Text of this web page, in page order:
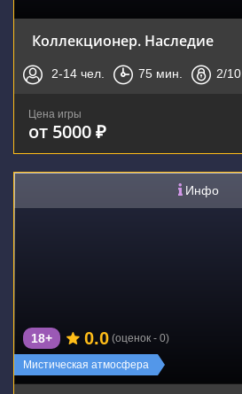
Коллекционер. Наследие
2-14 чел. 75 мин. 2/10
Цена игры
от 5000 ₽
Инфо
Мистическая атмосфера
18+ 0.0 (оценок - 0)